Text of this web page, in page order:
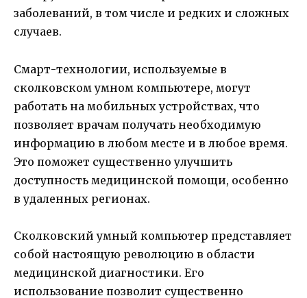
заболеваний, в том числе и редких и сложных
случаев.
Смарт-технологии, используемые в
сколковском умном компьютере, могут
работать на мобильных устройствах, что
позволяет врачам получать необходимую
информацию в любом месте и в любое время.
Это поможет существенно улучшить
доступность медицинской помощи, особенно
в удаленных регионах.
Сколковский умный компьютер представляет
собой настоящую революцию в области
медицинской диагностики. Его
использование позволит существенно